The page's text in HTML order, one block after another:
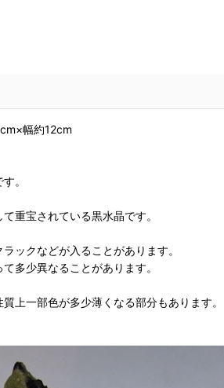
幅約12cm
。
重宝されている黒水晶です。
ックなどが入ることがあります。
多少異なることがあります。
上一部色が多少薄くなる部分もあります。